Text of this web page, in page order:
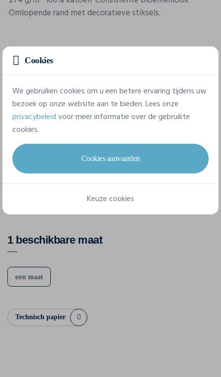
·Omlopende rand met decoratieve stiksels.
Eigenschappen
Flexfit
Referentie
5003BP
Gram/m²
From 220 g/m²
1 beschikbare maat
een maat
Technisch papier
Cookies
We gebruiken cookies om u een betere ervaring tijdens uw
bezoek op onze website aan te bieden. Lees onze
privacybeleidvoor meer informatie over de gebruikte
cookies.
Cookies aanvaarden
Keuze cookies